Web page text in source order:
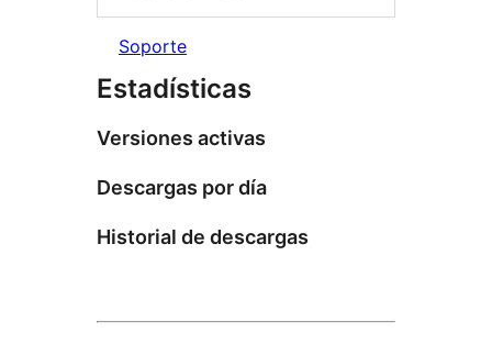
Soporte
Estadísticas
Versiones activas
Descargas por día
Historial de descargas